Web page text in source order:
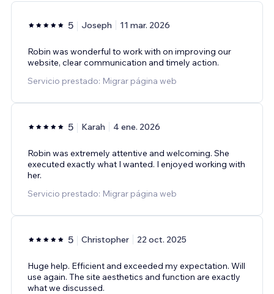
5 Joseph 11 mar. 2026
Robin was wonderful to work with on improving our
website, clear communication and timely action.
Servicio prestado: Migrar página web
5 Karah 4 ene. 2026
Robin was extremely attentive and welcoming. She
executed exactly what I wanted. I enjoyed working with
her.
Servicio prestado: Migrar página web
5 Christopher 22 oct. 2025
Huge help. Efficient and exceeded my expectation. Will
use again. The site aesthetics and function are exactly
what we discussed.